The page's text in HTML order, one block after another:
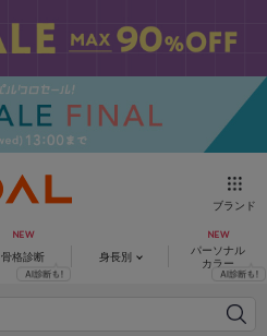
ブランド
骨格診断 身長別
パーソナル
カラー